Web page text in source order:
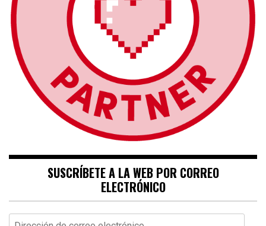
SUSCRÍBETE A LA WEB POR CORREO
ELECTRÓNICO
Dirección